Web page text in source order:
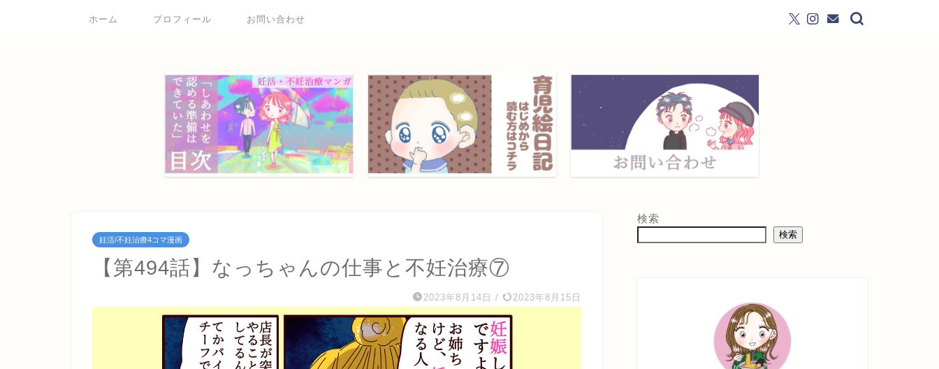
ホーム プロフィール お問い合わせ
妊活/不妊治療4コマ漫画
【第494話】なっちゃんの仕事と不妊治療⑦
2023年8月14日 / 2023年8月15日
検索
検索